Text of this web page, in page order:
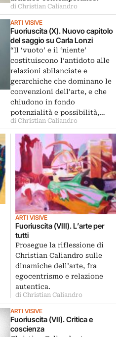
di Christian Caliandro
ARTI VISIVE
Fuoriuscita (X). Nuovo capitolo
del saggio su Carla Lonzi
“Il ‘vuoto’ e il ‘niente’
costituiscono l’antidoto alle
relazioni sbilanciate e
gerarchiche che dominano le
convenzioni dell’arte, e che
chiudono in fondo
potenzialità e possibilità,…
di Christian Caliandro
ARTI VISIVE
Fuoriuscita (VIII). L’arte per
tutti
Prosegue la riflessione di
Christian Caliandro sulle
dinamiche dell’arte, fra
egocentrismo e relazione
autentica.
di Christian Caliandro
ARTI VISIVE
Fuoriuscita (VII). Critica e
coscienza